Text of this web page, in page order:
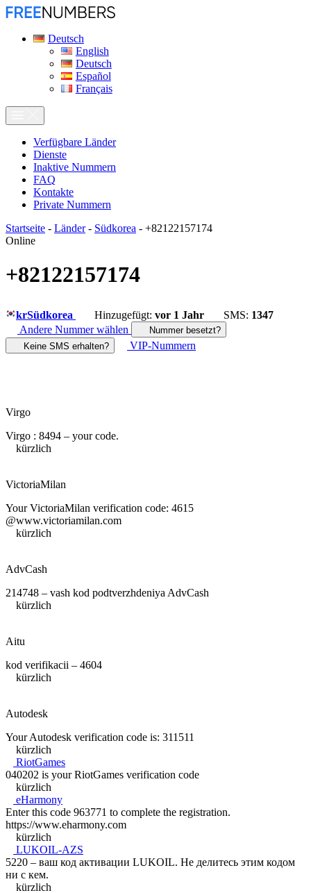
Deutsch
English
Deutsch
Español
Français
Verfügbare Länder
Dienste
Inaktive Nummern
FAQ
Kontakte
Private Nummern
Startseite - Länder- Südkorea - +82122157174
Online
+82122157174
krSüdkorea Hinzugefügt: vor 1 Jahr SMS: 1347
Andere Nummer wählen
Nummer besetzt?
Keine SMS erhalten?
VIP-Nummern
Virgo
Virgo : 8494 – your code.
kürzlich
VictoriaMilan
Your VictoriaMilan verification code: 4615
@www.victoriamilan.com
kürzlich
AdvCash
214748 – vash kod podtverzhdeniya AdvCash
kürzlich
Aitu
kod verifikacii – 4604
kürzlich
Autodesk
Your Autodesk verification code is: 311511
kürzlich
RiotGames
040202 is your RiotGames verification code
kürzlich
eHarmony
Enter this code 963771 to complete the registration.
https://www.eharmony.com
kürzlich
LUKOIL-AZS
5220 – ваш код активации LUKOIL. Не делитесь этим кодом
ни с кем.
kürzlich